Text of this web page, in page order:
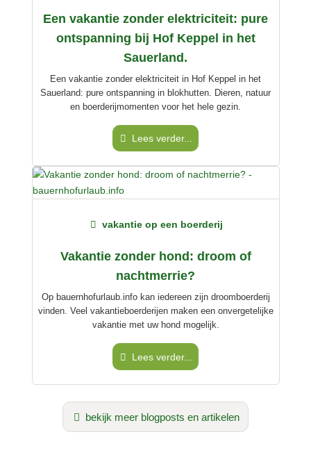
Ik accepteer hierbij dealgemene voorwaarden.
stel een publieke vraag Annuleren
openbare vragen zijnvoor alle bezoekers zichtbaar
​​individuele vraagte stellen aan de
Boerderijvakanties-invoer .
Een vakantie zonder elektriciteit: pure
ontspanning bij Hof Keppel in het
Sauerland.
Een vakantie zonder elektriciteit in Hof Keppel in het
Sauerland: pure ontspanning in blokhutten. Dieren, natuur
en boerderijmomenten voor het hele gezin.
Lees verder...
Vakantie zonder hond: droom of
nachtmerrie?
vakantie op een boerderij
Op bauernhofurlaub.info kan iedereen zijn droomboerderij
vinden. Veel vakantieboerderijen maken een onvergetelijke
vakantie met uw hond mogelijk.
Lees verder...
bekijk meer blogposts en artikelen